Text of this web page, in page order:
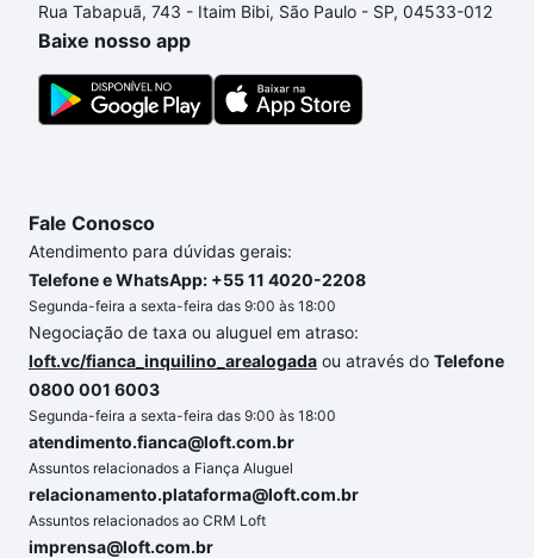
Rua Tabapuã, 743 - Itaim Bibi, São Paulo - SP, 04533-012
Baixe nosso app
Fale Conosco
Atendimento para dúvidas gerais:
Telefone e WhatsApp: +55 11 4020-2208
Segunda-feira a sexta-feira das 9:00 às 18:00
Negociação de taxa ou aluguel em atraso:
loft.vc/fianca_inquilino_arealogada ou através do Telefone
0800 001 6003
Segunda-feira a sexta-feira das 9:00 às 18:00
atendimento.fianca@loft.com.br
Assuntos relacionados a Fiança Aluguel
relacionamento.plataforma@loft.com.br
Assuntos relacionados ao CRM Loft
imprensa@loft.com.br